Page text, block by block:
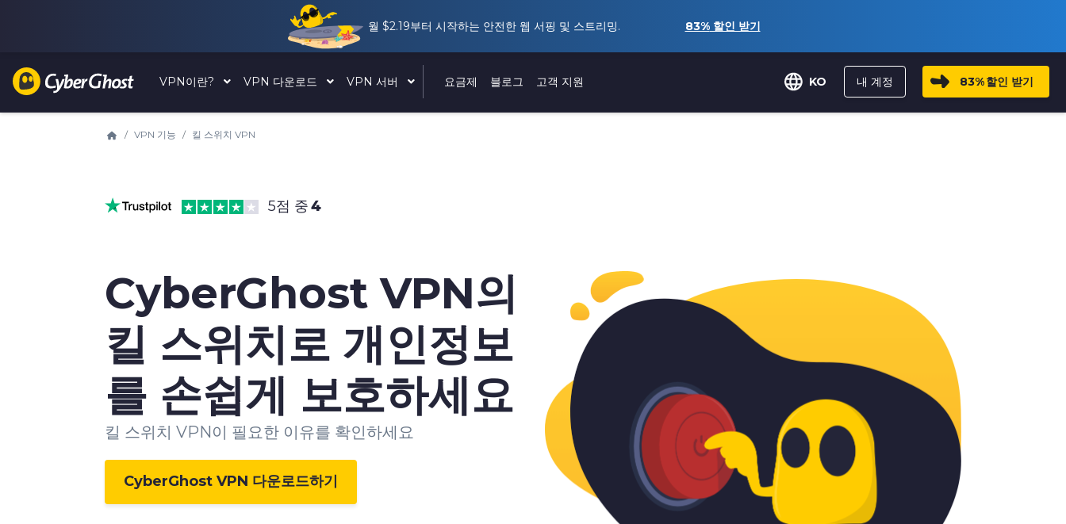
월 $2.19부터 시작하는 안전한 웹 서핑 및 스트리밍. 83%할인 받기
VPN이란? VPN 다운로드 VPN 서버 요금제 블로그 고객 지원 KO 내 계정 83%할인 받기
VPN 기능 킬 스위치 VPN
4
5점 중
CyberGhost VPN의
킬 스위치로 개인정보
를 손쉽게 보호하세요
킬 스위치 VPN이 필요한 이유를 확인하세요
CyberGhost VPN 다운로드하기